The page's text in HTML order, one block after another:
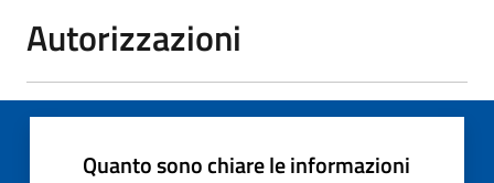
Autorizzazioni
Quanto sono chiare le informazioni